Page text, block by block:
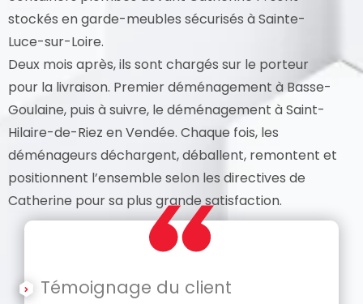
stockés en garde-meubles sécurisés à Sainte-
Luce-sur-Loire.
Deux mois après, ils sont chargés sur le porteur
pour la livraison. Premier déménagement à Basse-
Goulaine, puis à suivre, le déménagement à Saint-
Hilaire-de-Riez en Vendée. Chaque fois, les
déménageurs déchargent, déballent, remontent et
positionnent l’ensemble selon les directives de
Catherine pour sa plus grande satisfaction.
Témoignage du client